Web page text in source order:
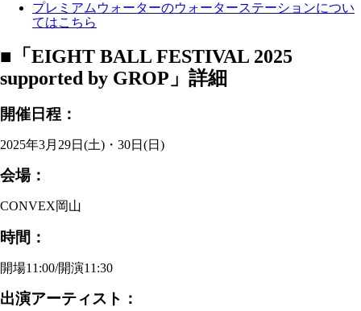
プレミアムウォーターのウォーターステーションについ
てはこちら
■「EIGHT BALL FESTIVAL 2025
supported by GROP」詳細
開催日程：
2025年3月29日(土)・30日(日)
会場：
CONVEX岡山
時間：
開場11:00/開演11:30
出演アーティスト：